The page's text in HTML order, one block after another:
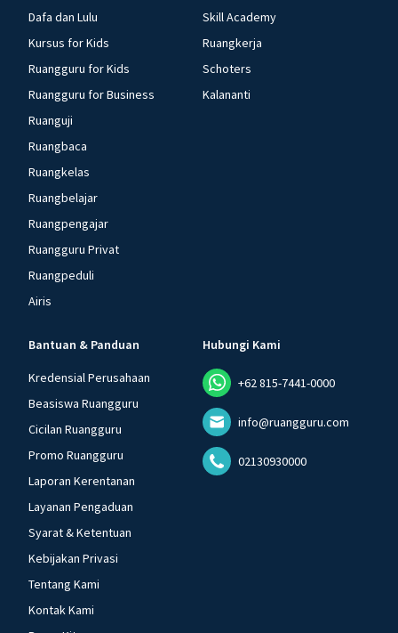
Dafa dan Lulu
Kursus for Kids
Ruangguru for Kids
Ruangguru for Business
Ruanguji
Ruangbaca
Ruangkelas
Ruangbelajar
Ruangpengajar
Ruangguru Privat
Ruangpeduli
Airis
Skill Academy
Ruangkerja
Schoters
Kalananti
Bantuan & Panduan
Kredensial Perusahaan
Beasiswa Ruangguru
Cicilan Ruangguru
Promo Ruangguru
Laporan Kerentanan
Layanan Pengaduan
Syarat & Ketentuan
Kebijakan Privasi
Tentang Kami
Kontak Kami
Hubungi Kami
+62 815-7441-0000
info@ruangguru.com
02130930000